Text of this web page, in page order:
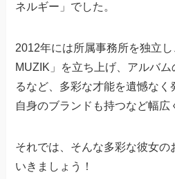
ネルギー」でした。
2012年には所属事務所を独立
MUZIK」を立ち上げ、アルバ
るなど、多彩な才能を遺憾なく
自身のブランドも持つなど幅広
それでは、そんな多彩な彼女の
いきましょう！